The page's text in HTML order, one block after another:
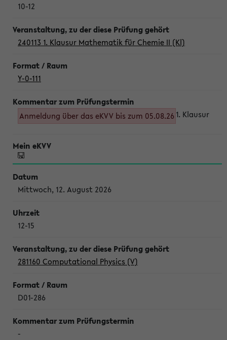
10-12
240113 1. Klausur Mathematik für Chemie II (Kl)
Y-0-111
Anmeldung über das eKVV bis zum 05.08.26 1. Klausur
Mittwoch, 12. August 2026
12-15
281160 Computational Physics (V)
D01-286
-